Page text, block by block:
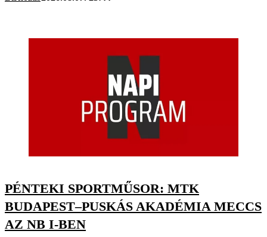
PÉNTEKI SPORTMŰSOR: MTK
BUDAPEST–PUSKÁS AKADÉMIA MECCS
AZ NB I-BEN